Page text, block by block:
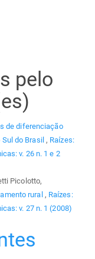
pelo
de diferenciação
do Brasil , Raízes:
v. 26 n. 1 e 2
Picolotto,
rural , Raízes:
v. 27 n. 1 (2008)